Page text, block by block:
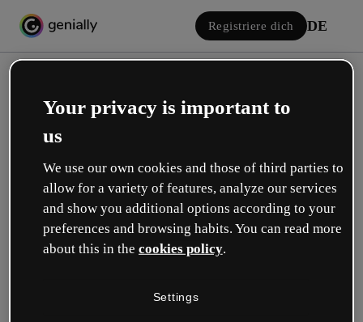
Registriere dich DE
Einloggen
Mit Google anmelden
Your privacy is important to
us
We use our own cookies and those of third parties to
allow for a variety of features, analyze our services
and show you additional options according to your
preferences and browsing habits. You can read more
about this in the cookies policy.
Settings